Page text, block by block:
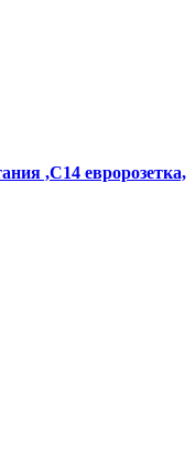
,C14 евророзетка,